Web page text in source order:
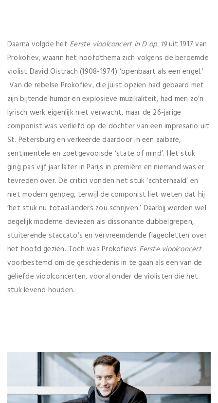
Daarna volgde het Eerste vioolconcert in D op. 19uit 1917 van
Prokofiev, waarin het hoofdthema zich volgens de beroemde
violist David Oistrach (1908-1974) ‘openbaart als een engel.’
Van de rebelse Prokofiev, die juist opzien had gebaard met
zijn bijtende humor en explosieve muzikaliteit, had men zo’n
lyrisch werk eigenlijk niet verwacht, maar de 26-jarige
componist was verliefd op de dochter van een impresario uit
St. Petersburg en verkeerde daardoor in een aaibare,
sentimentele en zoetgevooisde ‘state of mind’. Het stuk
ging pas vijf jaar later in Parijs in première en niemand was er
tevreden over. De critici vonden het stuk ‘achterhaald’ en
niet modern genoeg, terwijl de componist liet weten dat hij
‘het stuk nu totaal anders zou schrijven.’ Daarbij werden wel
degelijk moderne deviezen als dissonante dubbelgrepen,
stuiterende staccato’s en vervreemdende flageoletten over
het hoofd gezien. Toch was Prokofievs Eerste vioolconcert
voorbestemd om de geschiedenis in te gaan als een van de
geliefde vioolconcerten, vooral onder de violisten die het
stuk levend houden.